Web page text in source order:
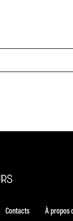
Contacts À propos